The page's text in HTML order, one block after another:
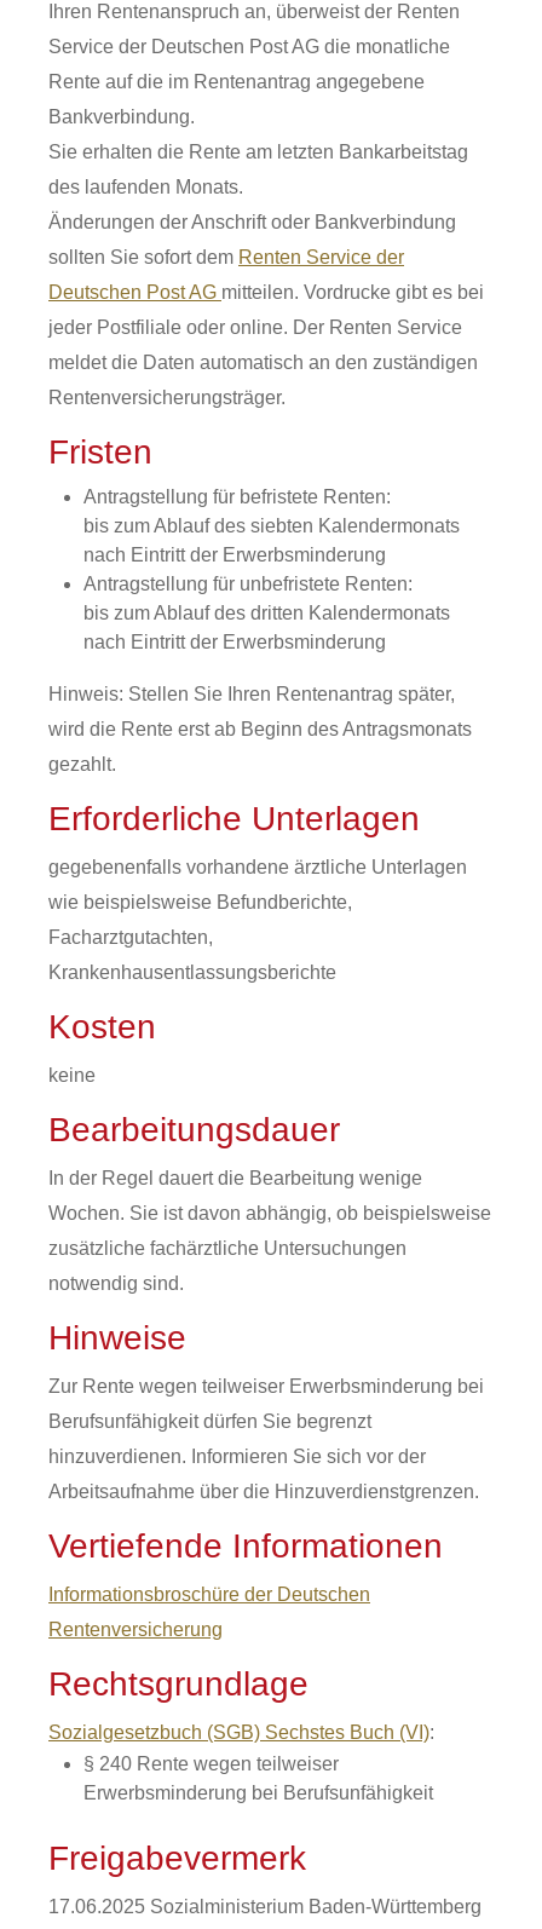
Ihren Rentenanspruch an, überweist der Renten
Service der Deutschen Post AG die monatliche
Rente auf die im Rentenantrag angegebene
Bankverbindung.
Sie erhalten die Rente am letzten Bankarbeitstag
des laufenden Monats.
Änderungen der Anschrift oder Bankverbindung
sollten Sie sofort dem Renten Service der
Deutschen Post AG mitteilen. Vordrucke gibt es bei
jeder Postfiliale oder online. Der Renten Service
meldet die Daten automatisch an den zuständigen
Rentenversicherungsträger.
Fristen
Antragstellung für befristete Renten:
bis zum Ablauf des siebten Kalendermonats
nach Eintritt der Erwerbsminderung
Antragstellung für unbefristete Renten:
bis zum Ablauf des dritten Kalendermonats
nach Eintritt der Erwerbsminderung
Hinweis: Stellen Sie Ihren Rentenantrag später,
wird die Rente erst ab Beginn des Antragsmonats
gezahlt.
Erforderliche Unterlagen
gegebenenfalls vorhandene ärztliche Unterlagen
wie beispielsweise Befundberichte,
Facharztgutachten,
Krankenhausentlassungsberichte
Kosten
keine
Bearbeitungsdauer
In der Regel dauert die Bearbeitung wenige
Wochen. Sie ist davon abhängig, ob beispielsweise
zusätzliche fachärztliche Untersuchungen
notwendig sind.
Hinweise
Zur Rente wegen teilweiser Erwerbsminderung bei
Berufsunfähigkeit dürfen Sie begrenzt
hinzuverdienen. Informieren Sie sich vor der
Arbeitsaufnahme über die Hinzuverdienstgrenzen.
Vertiefende Informationen
Informationsbroschüre der Deutschen
Rentenversicherung
Rechtsgrundlage
Sozialgesetzbuch (SGB) Sechstes Buch (VI):
§ 240Rente wegen teilweiser
Erwerbsminderung bei Berufsunfähigkeit
Freigabevermerk
17.06.2025 Sozialministerium Baden-Württemberg